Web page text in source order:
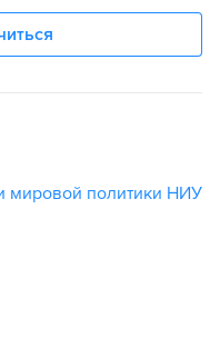
мировой политики НИУ